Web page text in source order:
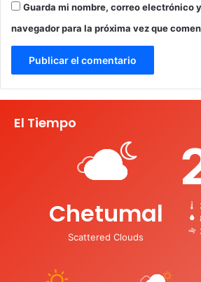
Guarda mi nombre, correo electrónico
navegador para la próxima vez que
El Tiempo
Chetumal
Scattered Clouds